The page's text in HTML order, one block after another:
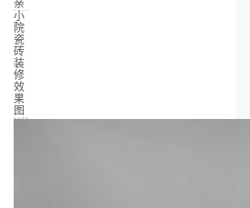
亲
小
院
瓷
砖
装
修
效
果
图